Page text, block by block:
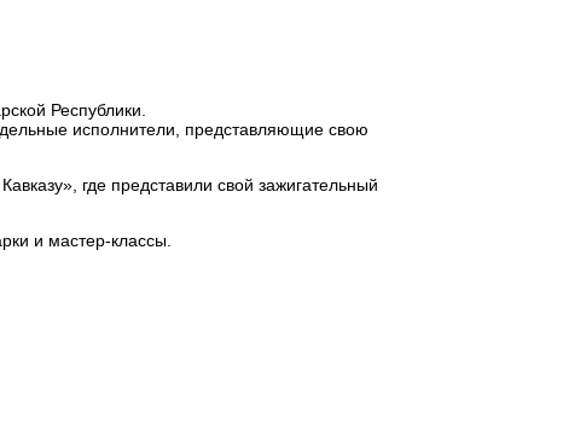
Республики.
исполнители, представляющие свою
где представили свой зажигательный
и мастер-классы.